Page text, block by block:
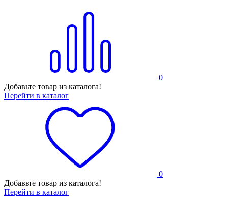
0
Добавьте товар из каталога!
Перейти в каталог
0
Добавьте товар из каталога!
Перейти в каталог